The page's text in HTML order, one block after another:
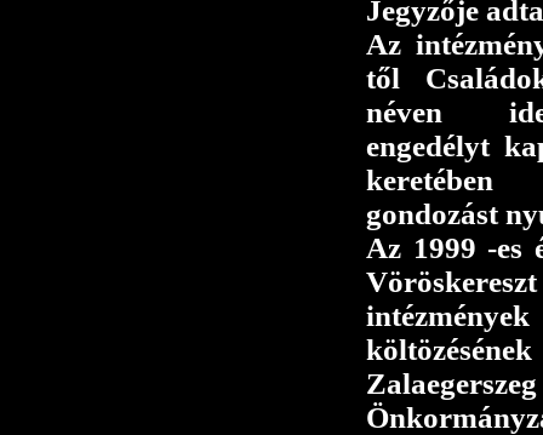
Jegyzője
Az
től
néven
engedélyt
keretében
gondozást
Az 1999 -es